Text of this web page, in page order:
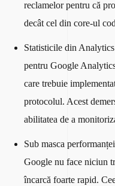
reclamelor pentru că
decât cel din core-ul
Statisticile din
pentru Google
care trebuie
protocolul. Acest
abilitatea de a
Sub masca
Google nu face niciun
încarcă foarte rapid.